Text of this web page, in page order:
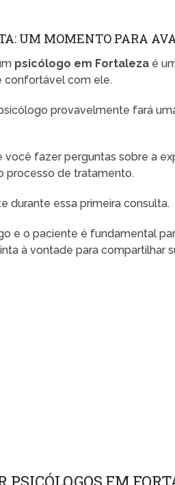
UM MOMENTO PARA
psicólogo em Fortaleza é
confortável com ele.
provavelmente fará
fazer perguntas sobre a
processo de tratamento.
durante essa primeira consulta.
e o paciente é fundamental
à vontade para compartilhar